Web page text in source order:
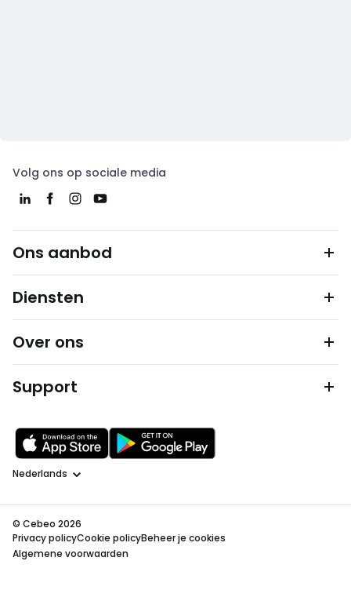
Volg ons op sociale media
Ons aanbod
Diensten
Over ons
Support
Taal
© Cebeo 2026
Privacy policyCookie policyBeheer je cookies
Algemene voorwaarden